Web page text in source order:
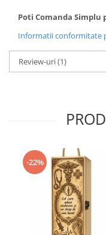
Poti Comanda Simplu
Informatii conformitate
Review-uri(1)
-22%